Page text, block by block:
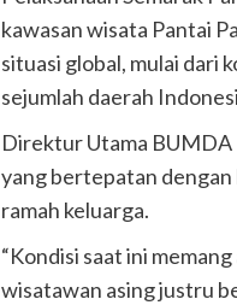
kawasan wisata Pantai
situasi global, mulai dari
sejumlah daerah
Direktur Utama BUMDA
yang bertepatan
ramah keluarga.
“Kondisi saat ini
wisatawan asing justru